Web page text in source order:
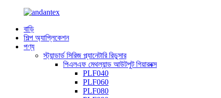
বাড়ি
শিল্প অ্যাপ্লিকেশন
পণ্য
স্ট্যান্ডার্ড সিরিজ প্ল্যানেটারি রিডুসার
পিএলএফ মেথল্যান্ড আউটপুট গিয়ারবক্স
PLF040
PLF060
PLF080